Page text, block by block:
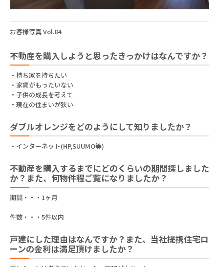
お客様写真 Vol.84
不動産を購入しようと思ったきっかけはなんですか？
・持ち家を持ちたい
・家賃がもったいない
・子供の成長を考えて
・現在の住まいが狭い
ダブルオレンジをどのようにして知りましたか？
・インターネット(HP,SUUMO等)
不動産を購入するまでにどのくらいの期間探しました
か？また、何物件程ご覧になりましたか？
期間・・・1ヶ月
件数・・・5件以内
戸建にした理由はなんですか？また、当社提携住宅ロ
ーンの金利は満足頂けましたか？